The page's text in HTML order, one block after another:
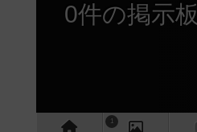
0件の掲示板
1